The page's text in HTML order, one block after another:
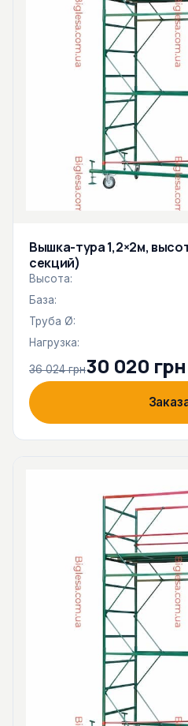
Вышка-тура 1,2×2м,
секций)
Высота:
База:
Труба Ø:
Нагрузка:
36 024 грн30 020 грн